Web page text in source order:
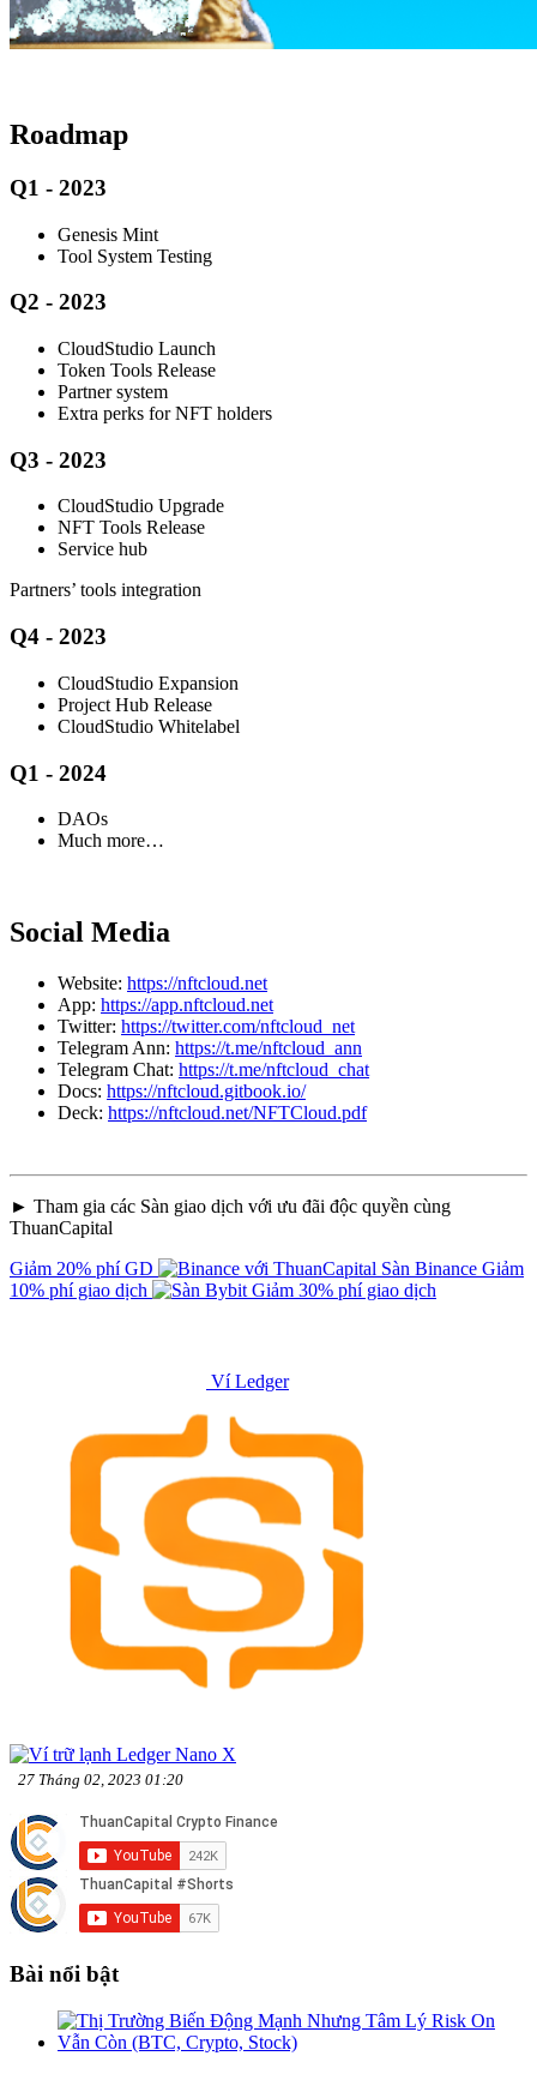
​Roadmap
Q1 - 2023
Genesis Mint
Tool System Testing
Q2 - 2023
CloudStudio Launch
Token Tools Release
Partner system
Extra perks for NFT holders
Q3 - 2023
CloudStudio Upgrade
NFT Tools Release
Service hub
Partners’ tools integration
Q4 - 2023
CloudStudio Expansion
Project Hub Release
CloudStudio Whitelabel
Q1 - 2024
DAOs
Much more…
Social Media
Website: https://nftcloud.net
App: https://app.nftcloud.net
Twitter: https://twitter.com/nftcloud_net
Telegram Ann: https://t.me/nftcloud_ann
Telegram Chat: https://t.me/nftcloud_chat
Docs: https://nftcloud.gitbook.io/
Deck: https://nftcloud.net/NFTCloud.pdf
► Tham gia các Sàn giao dịch với ưu đãi độc quyền cùng
ThuanCapital
Giảm 20% phí GD
Sàn Binance Giảm
10% phí giao dịch
Giảm 30% phí giao dịch
Ví Ledger
27 Tháng 02, 2023 01:20
Bài nổi bật